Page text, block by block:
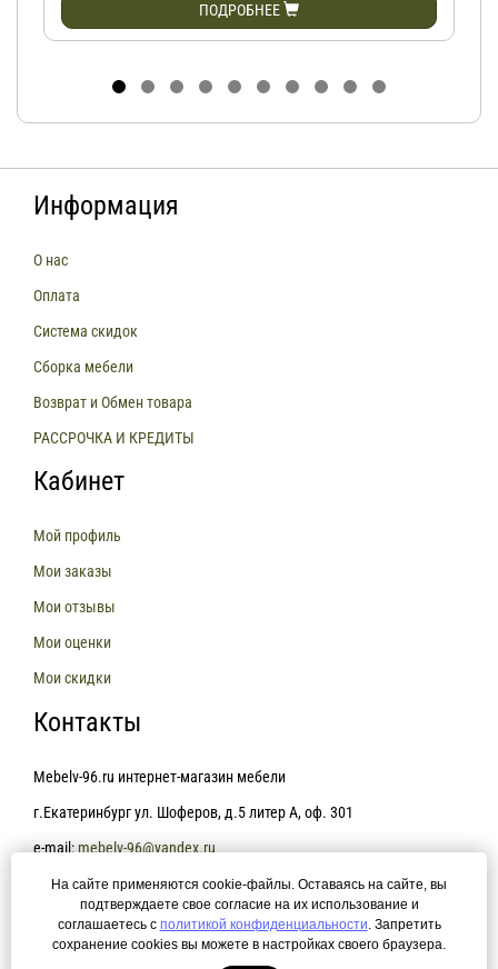
ПОДРОБНЕЕ
Информация
О нас
Оплата
Система скидок
Сборка мебели
Возврат и Обмен товара
РАССРОЧКА И КРЕДИТЫ
Кабинет
Мой профиль
Мои заказы
Мои отзывы
Мои оценки
Мои скидки
Контакты
Mebelv-96.ru интернет-магазин мебели
г.Екатеринбург ул. Шоферов, д.5 литер А, оф. 301
e-mail:mebelv-96@yandex.ru
+7(343)361-81-78
На сайте применяются cookie-файлы. Оставаясь на сайте, вы
подтверждаете свое согласие на их использование и
соглашаетесь с политикой конфиденциальности. Запретить
сохранение cookies вы можете в настройках своего браузера.